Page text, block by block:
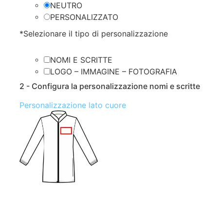
NEUTRO
PERSONALIZZATO
*Selezionare il tipo di personalizzazione
NOMI E SCRITTE
LOGO – IMMAGINE – FOTOGRAFIA
2 - Configura la personalizzazione nomi e scritte
Personalizzazione lato cuore